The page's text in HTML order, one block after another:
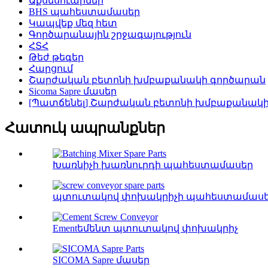
BHS պահեստամասեր
Կապվեք մեզ հետ
Գործարանային շրջագայություն
ՀՏՀ
Թեժ թեգեր
Հարցում
Շարժական բետոնի խմբաքանակի գործարան
Sicoma Sapre մասեր
[Պատճենել] Շարժական բետոնի
Հատուկ ապրանքներ
Խառնիչի խառնուրդի պահեստամասեր
պտուտակով փոխակրիչի
Ementեմենտ պտուտակով փոխակրիչ
SICOMA Sapre մասեր